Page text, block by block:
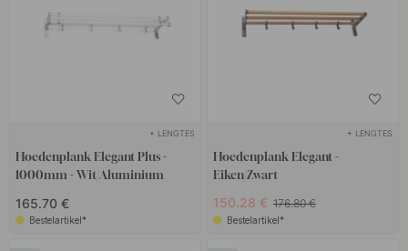
+ LENGTES
Hoedenplank Elegant Plus -
1000mm - Wit/Aluminium
165.70 €
Bestelartikel*
+ LENGTES
Hoedenplank Elegant -
Eiken/Zwart
150.28 € 176.80 €
Bestelartikel*